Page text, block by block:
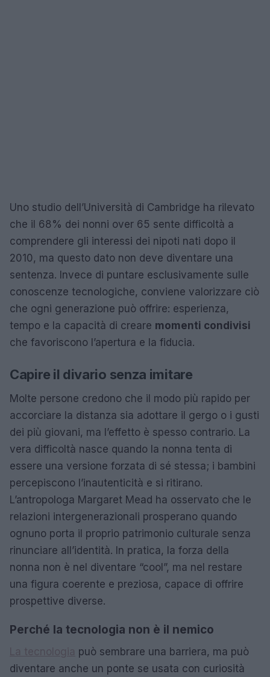
Uno studio dell’Università di Cambridge ha rilevato
che il 68% dei nonni over 65 sente difficoltà a
comprendere gli interessi dei nipoti nati dopo il
2010, ma questo dato non deve diventare una
sentenza. Invece di puntare esclusivamente sulle
conoscenze tecnologiche, conviene valorizzare ciò
che ogni generazione può offrire: esperienza,
tempo e la capacità di creare momenti condivisi
che favoriscono l’apertura e la fiducia.
Capire il divario senza imitare
Molte persone credono che il modo più rapido per
accorciare la distanza sia adottare il gergo o i gusti
dei più giovani, ma l’effetto è spesso contrario. La
vera difficoltà nasce quando la nonna tenta di
essere una versione forzata di sé stessa; i bambini
percepiscono l’inautenticità e si ritirano.
L’antropologa Margaret Mead ha osservato che le
relazioni intergenerazionali prosperano quando
ognuno porta il proprio patrimonio culturale senza
rinunciare all’identità. In pratica, la forza della
nonna non è nel diventare “cool”, ma nel restare
una figura coerente e preziosa, capace di offrire
prospettive diverse.
Perché la tecnologia non è il nemico
può sembrare una barriera, ma può
diventare anche un ponte se usata con curiosità